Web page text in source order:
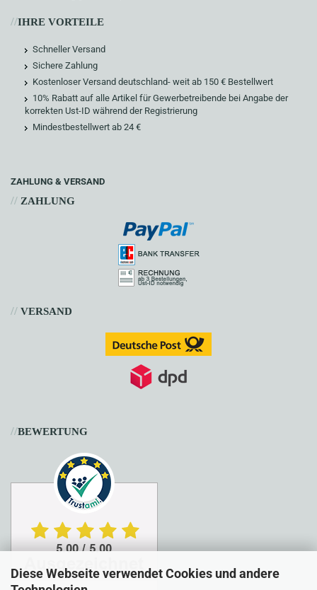
Diese Webseite verwendet Cookies und andere
//IHRE VORTEILE
Schneller Versand
Sichere Zahlung
Kostenloser Versand deutschland- weit ab 150 € Bestellwert
10% Rabatt auf alle Artikel für Gewerbetreibende bei Angabe der
korrekten Ust-ID während der Registrierung
Mindestbestellwert ab 24 €
ZAHLUNG & VERSAND
// ZAHLUNG
// VERSAND
//BEWERTUNG